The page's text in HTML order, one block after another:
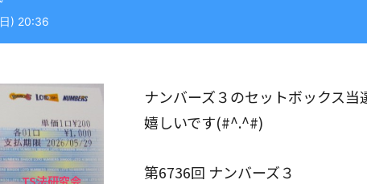
) 20:36
ナンバーズ３のセットボックス当
嬉しいです(#^.^#)
第6736回 ナンバーズ３